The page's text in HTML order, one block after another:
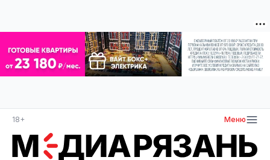
18+ Меню